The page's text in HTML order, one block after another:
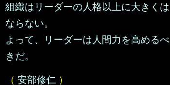
組織はリーダーの人格以上に大きくは
ならない。
よって、リーダーは人間力を高めるべ
きだ。
（ 安部修仁 ）